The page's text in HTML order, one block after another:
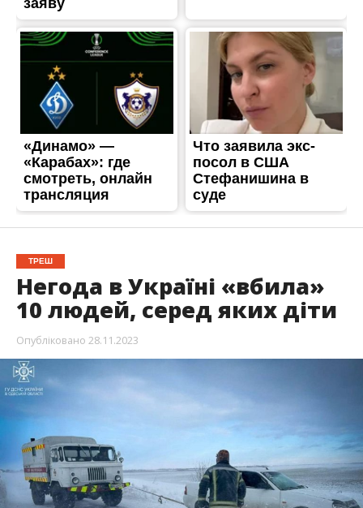
ТРЕШ
Негода в Україні «вбила»
10 людей, серед яких діти
Опубліковано 28.11.2023